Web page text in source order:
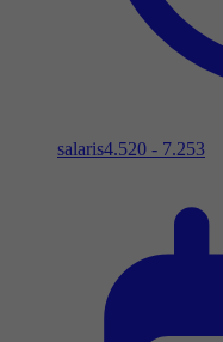
salaris4.520 - 7.253